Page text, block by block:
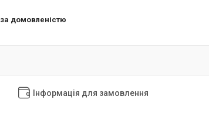
за домовленістю
Інформація для замовлення